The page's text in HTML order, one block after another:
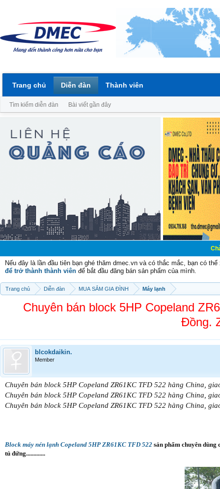
Chào mừng
Nếu đây là lần đầu tiên bạn ghé thăm dmec.vn và có thắc mắc, bạn có
để trở thành thành viên để bắt đầu đăng bán sản phẩm của mình.
Trang chủ Diễn đàn MUA SẮM GIA ĐÌNH Máy lạnh
Chuyên bán block 5HP Copeland
Đồng.
blcokdaikin.
Member
Chuyên bán block 5HP Copeland ZR61KC TFD 522 hàng China,
Chuyên bán block 5HP Copeland ZR61KC TFD 522 hàng China,
Chuyên bán block 5HP Copeland ZR61KC TFD 522 hàng China,
Block máy nén lạnh Copeland 5HP ZR61KC TFD 522 sản phẩm chuyên
tủ đứng.............
Trang chủ Diễn đàn
Tìm kiếm diễn đàn Bài viết gần đây
Thành viên